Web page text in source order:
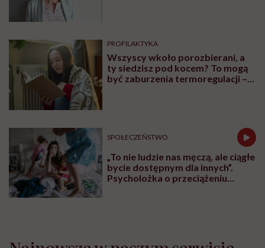
PROFILAKTYKA
Wszyscy wkoło porozbierani, a
ty siedzisz pod kocem? To mogą
być zaburzenia termoregulacji –
SPOŁECZEŃSTWO
„To nie ludzie nas męczą, ale ciągłe
bycie dostępnym dla innych”.
Psycholożka o przeciążeniu